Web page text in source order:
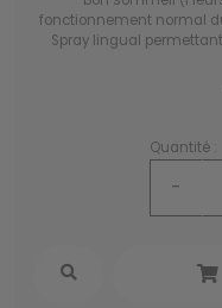
fonctionnement normal
Spray lingual
Quantité :
-